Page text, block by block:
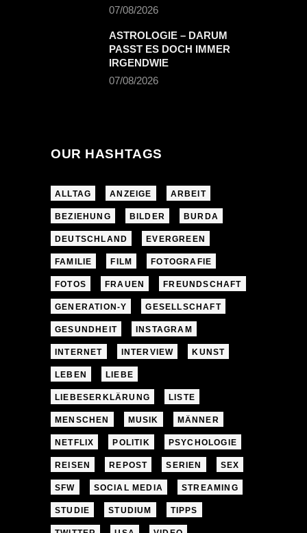
07/08/2026
ASTROLOGIE – DARUM
PASST ES DOCH IMMER
IRGENDWIE
07/08/2026
OUR HASHTAGS
ALLTAG ANZEIGE ARBEIT
BEZIEHUNG BILDER BURDA
DEUTSCHLAND EVERGREEN
FAMILIE FILM FOTOGRAFIE
FOTOS FRAUEN FREUNDSCHAFT
GENERATION-Y GESELLSCHAFT
GESUNDHEIT INSTAGRAM
INTERNET INTERVIEW KUNST
LEBEN LIEBE
LIEBESERKLÄRUNG LISTE
MENSCHEN MUSIK MÄNNER
NETFLIX POLITIK PSYCHOLOGIE
REISEN REPOST SERIEN SEX
SFW SOCIAL MEDIA STREAMING
STUDIE STUDIUM TIPPS